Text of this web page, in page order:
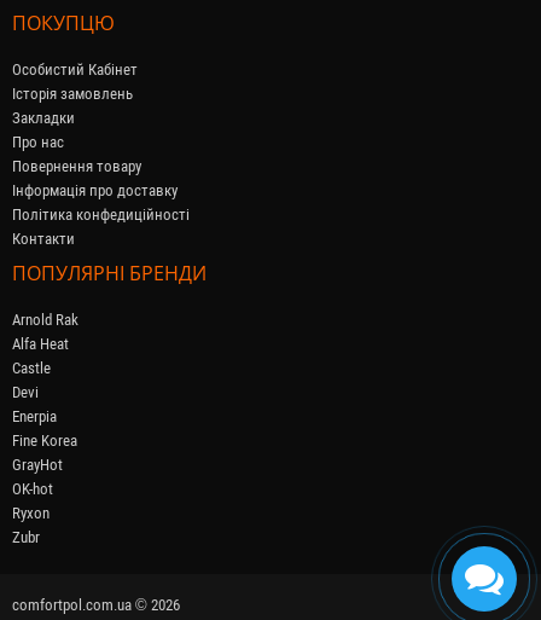
ПОКУПЦЮ
Особистий Кабінет
Історія замовлень
Закладки
Про нас
Повернення товару
Інформація про доставку
Політика конфедиційності
Контакти
ПОПУЛЯРНІ БРЕНДИ
Arnold Rak
Alfa Heat
Castle
Devi
Enerpia
Fine Korea
GrayHot
OK-hot
Ryxon
Zubr
comfortpol.com.ua © 2026